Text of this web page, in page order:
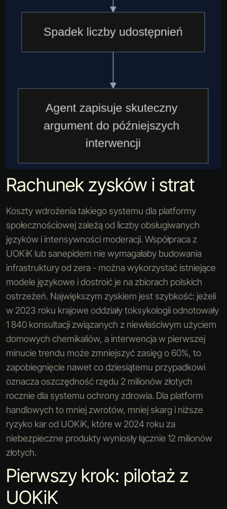
Rachunek zysków i strat
Koszty wdrożenia takiego systemu dla platformy
społecznościowej zależą od liczby obsługiwanych
języków i intensywności moderacji. Współpraca z
UOKiK lub sanepidem nie wymagałaby budowania
infrastruktury od zera - można wykorzystać istniejące
modele językowe i dostroić je na zbiorach polskich
ostrzeżeń. Największym zyskiem jest szybkość: jeżeli
w 2023 roku krajowe oddziały toksykologii odnotowały
1 840 konsultacji związanych z niewłaściwym użyciem
domowych chemikaliów, a interwencja w pierwszej
minucie trendu może zmniejszyć zasięg o 60%, to
zapobiegnięcie nawet co dziesiątemu przypadkowi
oznacza oszczędność rzędu 2 milionów złotych
rocznie dla systemu ochrony zdrowia. Dla platform
handlowych to mniej zwrotów, mniej skarg i niższe
ryzyko kar od UOKiK, które w 2024 roku za
niebezpieczne produkty wyniosły łącznie 12 milionów
złotych.
Pierwszy krok: pilotaż z
UOKiK